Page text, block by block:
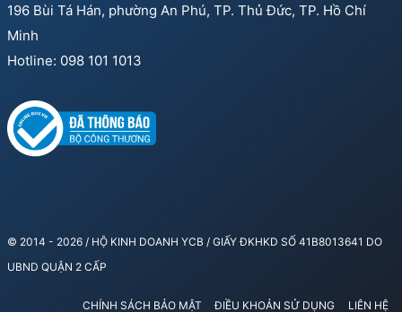
196 Bùi Tá Hán, phường An Phú, TP. Thủ Đức, TP. Hồ Chí
Minh
Hotline: 098 101 1013
© 2014 - 2026 / HỘ KINH DOANH YCB / GIẤY ĐKHKD SỐ 41B8013641 DO
UBND QUẬN 2 CẤP
CHÍNH SÁCH BẢO MẬT ĐIỀU KHOẢN SỬ DỤNG LIÊN HỆ